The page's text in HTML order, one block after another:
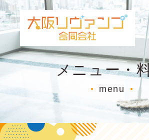
メニュー・
● menu ●